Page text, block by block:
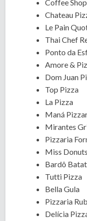
Coffee
Chateau
Le Pain
Thai Chef
Ponto da
Amore &
Dom Juan
Top Pizza
La Pizza
Maná
Mirantes
Pizzaria
Miss Donuts
Bardô
Tutti Pizza
Bella Gula
Pizzaria
Delícia